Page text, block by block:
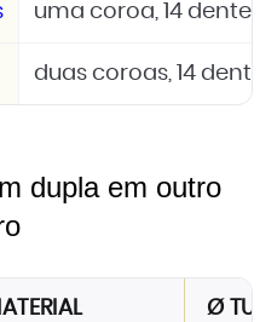
uma coroa, 14 dentes,
duas coroas, 14
dupla em outro
Ø